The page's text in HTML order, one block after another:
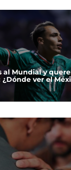
al Mundial y
ver el